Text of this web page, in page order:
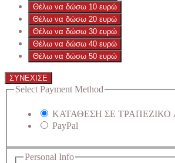
Θέλω να δώσω 10 ευρώ
Θέλω να δώσω 20 ευρώ
Θέλω να δώσω 30 ευρώ
Θέλω να δώσω 40 ευρώ
Θέλω να δώσω 50 ευρώ
ΣΥΝΕΧΙΣΕ
Select Payment Method
ΚΑΤΑΘΕΣΗ ΣΕ ΤΡΑΠΕΖΙΚΟ
PayPal
Personal Info